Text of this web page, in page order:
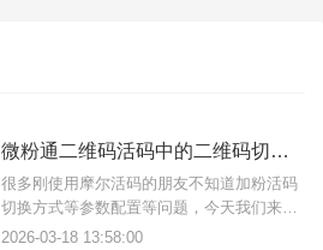
微粉通二维码活码中的二维码切换方式/设备绑定说明
很多刚使用摩尔活码的朋友不知道加粉活码
切换方式等参数配置等问题，今天我们来总
结一下：二维码切换方式说明1、顺序切
2026-03-18 13:58:00